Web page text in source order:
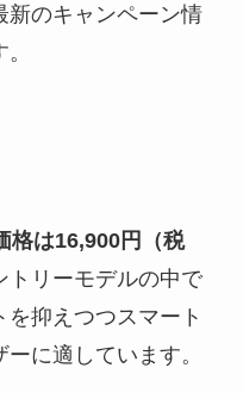
新のキャンペーン情
格は16,900円（税
トリーモデルの中で
抑えつつスマート
に適しています。